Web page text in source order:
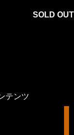
SOLD OUT
テンツ